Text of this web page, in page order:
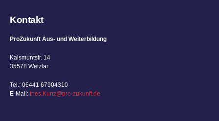
Kontakt
ProZukunft Aus- und Weiterbildung
Kalsmuntstr. 14
35578 Wetzlar
Tel.: 06441 67904310
E-Mail: Ines.Kunz@pro-zukunft.de